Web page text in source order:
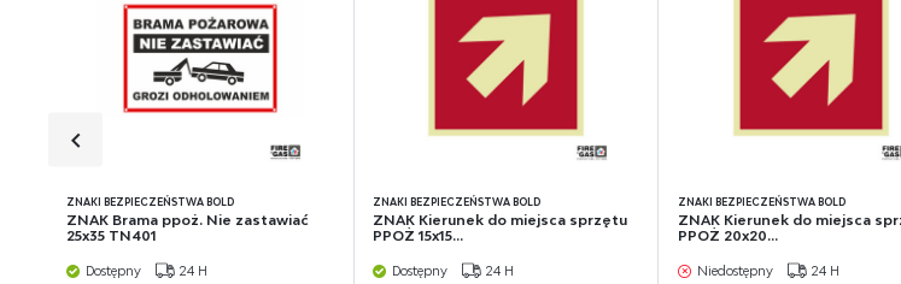
ZNAKI BEZPIECZEŃSTWA BOLD
ZNAK Brama ppoż. Nie zastawiać
25x35 TN401
Dostępny 24 H
ZNAKI BEZPIECZEŃSTWA BOLD
ZNAK Kierunek do miejsca sprzętu
PPOŻ 15x15...
Dostępny 24 H
ZNAKI BEZPIECZEŃSTWA BOLD
ZNAK Kierunek do miejsca
PPOŻ 20x20...
Niedostępny 24 H